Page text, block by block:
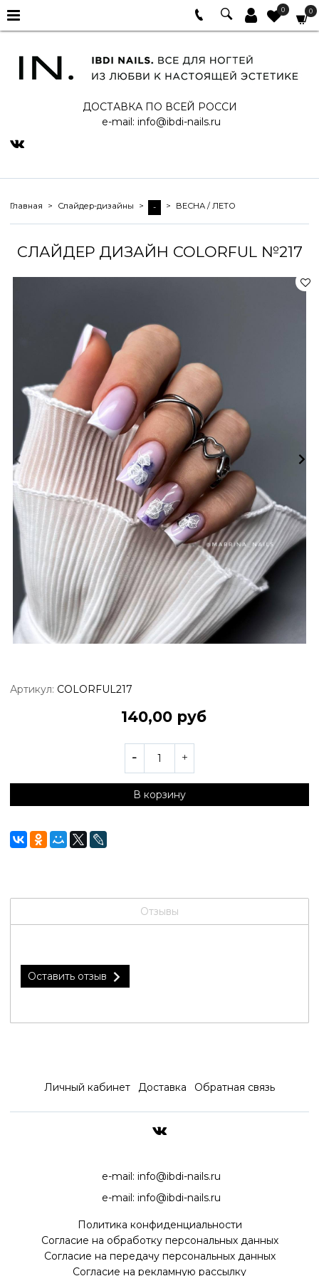
0 0
ДОСТАВКА ПО ВСЕЙ РОССИ
e-mail: info@ibdi-nails.ru
Главная Слайдер-дизайны - ВЕСНА / ЛЕТО
СЛАЙДЕР ДИЗАЙН COLORFUL №217
Артикул: COLORFUL217
140,00 руб
В корзину
Отзывы
Оставить отзыв
Личный кабинет Доставка Обратная связь
e-mail: info@ibdi-nails.ru
e-mail: info@ibdi-nails.ru
Политика конфиденциальности
Согласие на обработку персональных данных
Согласие на передачу персональных данных
Согласие на рекламную рассылку